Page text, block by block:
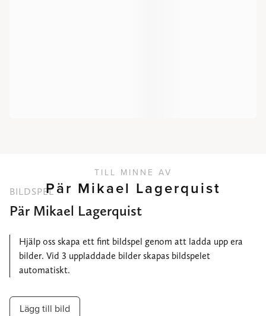
TILL MINNE AV
Pär Mikael Lagerquist
BILDSPEL
Pär Mikael Lagerquist
Hjälp oss skapa ett fint bildspel genom att ladda upp era
bilder. Vid 3 uppladdade bilder skapas bildspelet
automatiskt.
Lägg till bild